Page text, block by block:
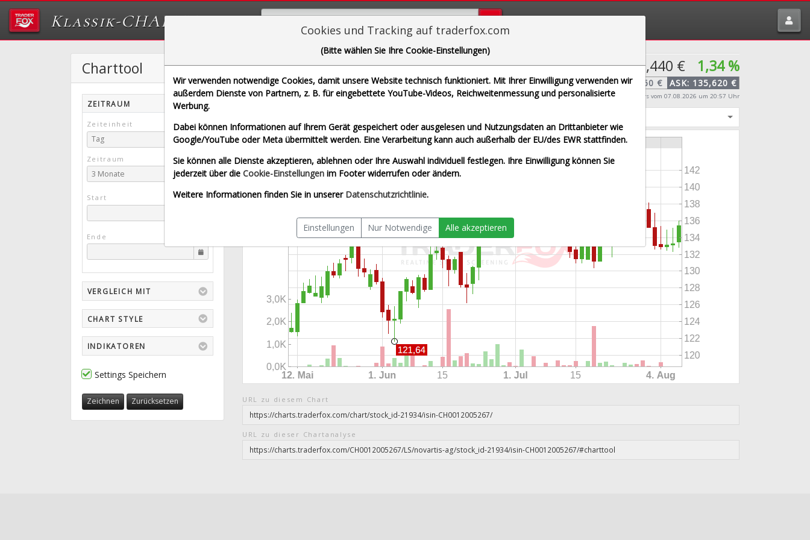
Klassik-CHARTTOOL
Novartis AG
[NOT | WKN 904278 | ISIN CH0012005267]
135,440 € 1,34 %
BID:135,260 € ASK: 135,620 €
Echtzeit-Aktienkurs vom 07.08.2026 um 20:57 Uhr
URL zu diesem Chart
URL zu dieser Chartanalyse
Charttool
ZEITRAUM
Zeiteinheit
Tag
Zeitraum
3 Monate
Start
Ende
VERGLEICH MIT
CHART STYLE
INDIKATOREN
Settings Speichern
Zeichnen Zurücksetzen
Cookies und Tracking auf traderfox.com
(Bitte wählen Sie Ihre Cookie-Einstellungen)
Wir verwenden notwendige Cookies, damit unsere Website technisch funktioniert. Mit Ihrer Einwilligung verwenden wir
außerdem Dienste von Partnern, z. B. für eingebettete YouTube-Videos, Reichweitenmessung und personalisierte
Werbung.
Dabei können Informationen auf Ihrem Gerät gespeichert oder ausgelesen und Nutzungsdaten an Drittanbieter wie
Google/YouTube oder Meta übermittelt werden. Eine Verarbeitung kann auch außerhalb der EU/des EWR stattfinden.
Sie können alle Dienste akzeptieren, ablehnen oder Ihre Auswahl individuell festlegen. Ihre Einwilligung können Sie
jederzeit über die Cookie-Einstellungen im Footer widerrufen oder ändern.
Weitere Informationen finden Sie in unserer Datenschutzrichtlinie.
Einstellungen Nur Notwendige Alle akzeptieren